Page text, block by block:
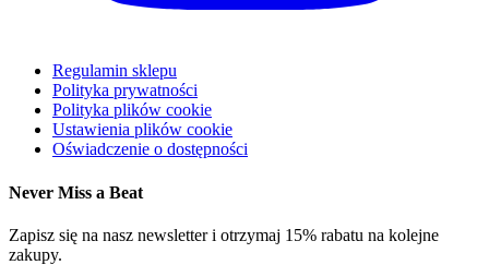
Regulamin sklepu
Polityka prywatności
Polityka plików cookie
Ustawienia plików cookie
Oświadczenie o dostępności
Never Miss a Beat
Zapisz się na nasz newsletter i otrzymaj 15% rabatu na kolejne
zakupy.